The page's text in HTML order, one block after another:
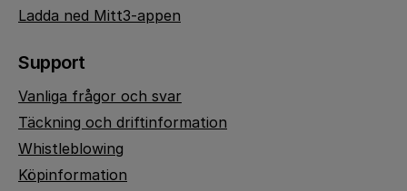
Ladda ned Mitt3-appen
Support
Vanliga frågor och svar
Täckning och driftinformation
Whistleblowing
Köpinformation